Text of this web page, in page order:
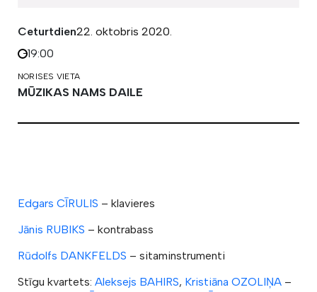
Ceturtdien22. oktobris 2020.
19:00
NORISES VIETA
MŪZIKAS NAMS DAILE
Edgars CĪRULIS – klavieres
Jānis RUBIKS – kontrabass
Rūdolfs DANKFELDS – sitaminstrumenti
Stīgu kvartets: Aleksejs BAHIRS, Kristiāna OZOLIŅA –